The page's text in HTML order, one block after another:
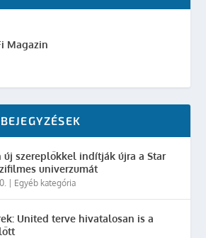
Magazin
új szereplőkkel indítják újra a Star
univerzumát
| Egyéb kategória
United terve hivatalosan is a